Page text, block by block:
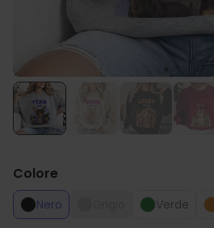
Personalizzabile
Telo Mare
Stile Fumetto
Colore
Nero Verde